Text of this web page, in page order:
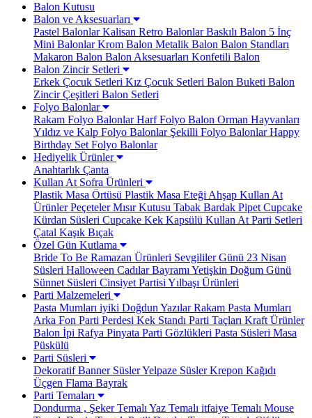
Balon Kutusu
Balon ve Aksesuarları
Pastel BalonlarKalisan Retro BalonlarBaskılı Balon 5 İnç
Mini BalonlarKrom Balon Metalik Balon Balon Standları
Makaron Balon Balon Aksesuarları Konfetili Balon
Balon Zincir Setleri
Erkek Çocuk Setleri Kız Çocuk Setleri Balon Buketi Balon
Zincir Çeşitleri Balon Setleri
Folyo Balonlar
Rakam Folyo BalonlarHarf Folyo Balon Orman Hayvanları
Yıldız ve Kalp Folyo BalonlarŞekilli Folyo BalonlarHappy
Birthday Set Folyo Balonlar
Hediyelik Ürünler
Anahtarlık Çanta
Kullan At Sofra Ürünleri
Plastik Masa Örtüsü Plastik Masa Eteği Ahşap Kullan At
ÜrünlerPeçetelerMısır Kutusu Tabak Bardak Pipet Cupcake
Kürdan Süsleri Cupcake Kek Kapsülü Kullan At Parti Setleri
Çatal Kaşık Bıçak
Özel Gün Kutlama
Bride To Be Ramazan Ürünleri Sevgililer Günü 23 Nisan
Süsleri Halloween Cadılar Bayramı Yetişkin Doğum Günü
Sünnet Süsleri Cinsiyet Partisi Yılbaşı Ürünleri
Parti Malzemeleri
Pasta Mumları iyiki Doğdun YazılarRakam Pasta Mumları
Arka Fon Parti Perdesi Kek Standı Parti Taçları Kraft Ürünler
Balon İpi Rafya Pinyata Parti Gözlükleri Pasta Süsleri Masa
Püskülü
Parti Süsleri
Dekoratif Banner SüslerYelpaze SüslerKrepon Kağıdı
Üçgen Flama Bayrak
Parti Temaları
Dondurma , Şeker Temalı Yaz Temalı itfaiye Temalı Mouse